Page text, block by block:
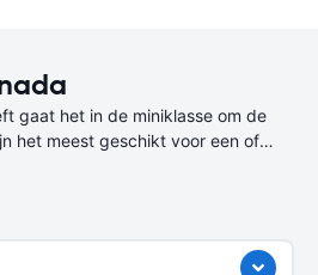
gaat het in de miniklasse om de
het meest geschikt voor een of
meestal maar twee deuren.
maar deze auto kun je wel kwijt
Deze auto’s zijn niet alleen
ook erg zuinig in brandstof- of